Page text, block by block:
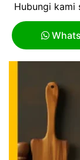
Hubungi kami